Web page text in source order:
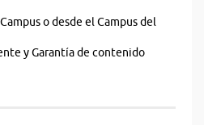
o desde el Campus del
y Garantía de contenido